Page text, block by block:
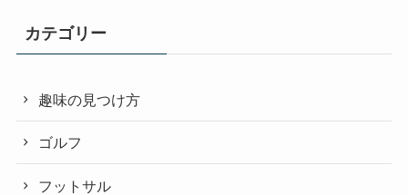
カテゴリー
趣味の見つけ方
ゴルフ
フットサル